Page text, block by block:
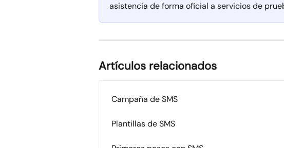
asistencia de forma oficial a servicios de
Artículos relacionados
Campaña de SMS
Plantillas de SMS